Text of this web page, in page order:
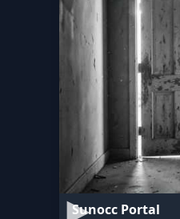
Sunocc Portal